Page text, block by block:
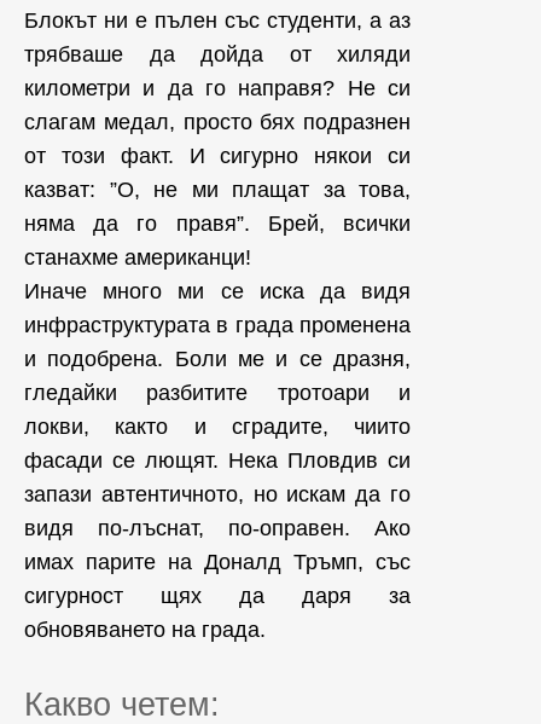
Блокът ни е пълен със студенти, а аз
трябваше да дойда от хиляди
километри и да го направя? Не си
слагам медал, просто бях подразнен
от този факт. И сигурно някои си
казват: ”О, не ми плащат за това,
няма да го правя”. Брей, всички
станахме американци!
Иначе много ми се иска да видя
инфраструктурата в града променена
и подобрена. Боли ме и се дразня,
гледайки разбитите тротоари и
локви, както и сградите, чиито
фасади се лющят. Нека Пловдив си
запази автентичното, но искам да го
видя по-лъснат, по-оправен. Ако
имах парите на Доналд Тръмп, със
сигурност щях да даря за
обновяването на града.
Какво четем: